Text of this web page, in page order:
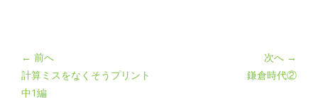
← 前へ
計算ミスをなくそうプリント
中1編
次へ →
鎌倉時代②